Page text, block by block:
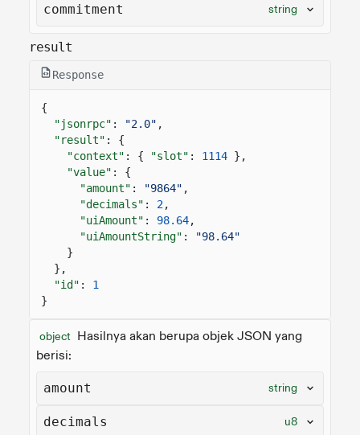
commitment string
result
Response
{
"jsonrpc" : "2.0" ,
"result" : {
"context" : { "slot" : 1114 },
"value" : {
"amount" : "9864" ,
"decimals" : 2,
"uiAmount" : 98.64,
"uiAmountString" :
"98.64"
}
},
"id" :
1
}
object Hasilnya akan berupa objek JSON yang
berisi:
amount string
decimals u8